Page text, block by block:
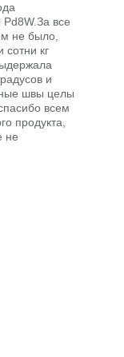
все
не было,
сотни кг
и
швы целы
всем
продукта,
не